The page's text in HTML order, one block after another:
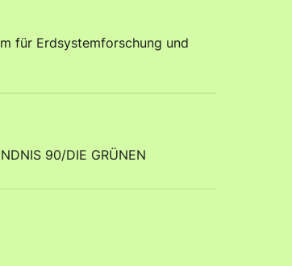
für Erdsystemforschung und
90/DIE GRÜNEN